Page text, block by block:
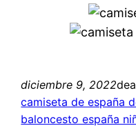
diciembre 9, 2022
camiseta de españa
baloncesto españa